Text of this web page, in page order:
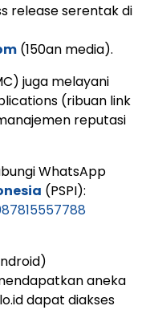
release serentak di
(150an media).
juga melayani
(ribuan link
reputasi
WhatsApp
(PSPI):
aneka
dapat diakses